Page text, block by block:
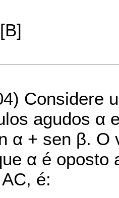
[B]
Considere
agudos α
α + sen β.
α é oposto
é: